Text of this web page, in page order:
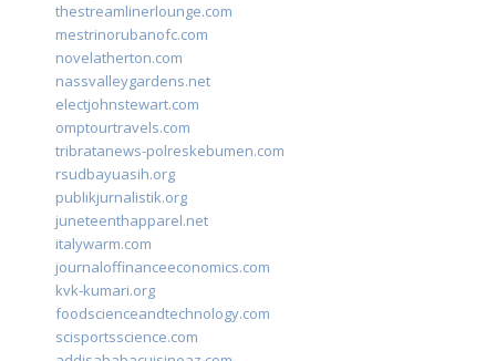
thestreamlinerlounge.com
mestrinorubanofc.com
novelatherton.com
nassvalleygardens.net
electjohnstewart.com
omptourtravels.com
tribratanews-polreskebumen.com
rsudbayuasih.org
publikjurnalistik.org
juneteenthapparel.net
italywarm.com
journaloffinanceeconomics.com
kvk-kumari.org
foodscienceandtechnology.com
scisportsscience.com